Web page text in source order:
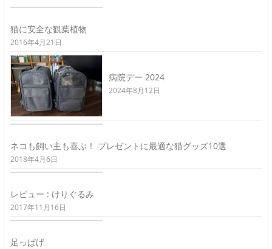
猫に安全な観葉植物
2016年4月21日
病院デー 2024
2024年8月12日
ネコも飼い主も喜ぶ！ プレゼントに最適な猫グッズ10選
2018年4月6日
レビュー : けりぐるみ
2017年11月16日
足っぱげ